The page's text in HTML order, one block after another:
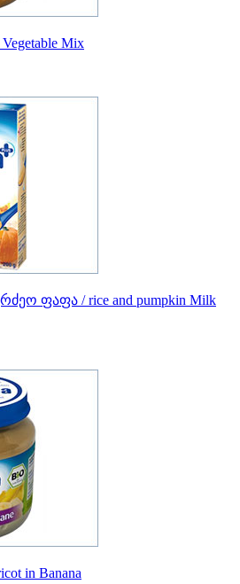
Mix
ფაფა / rice and pumpkin Milk
in Banana